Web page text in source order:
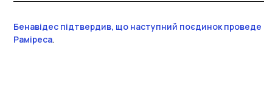
Бенавідес підтвердив, що наступний поєдинок
Раміреса.